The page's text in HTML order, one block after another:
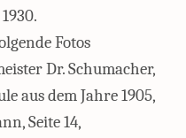
Fotos
Dr. Schumacher,
aus dem Jahre 1905,
Seite 14,